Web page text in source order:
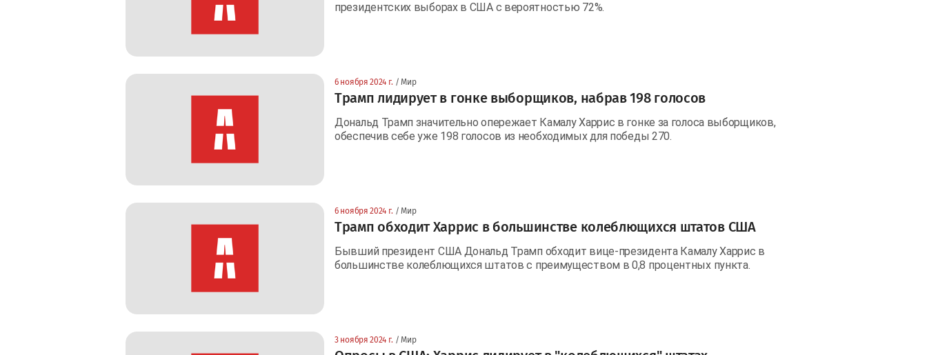
президентских выборах в США с вероятностью 72%.
6 ноября 2024 г. / Мир
Трамп лидирует в гонке выборщиков, набрав 198 голосов
Дональд Трамп значительно опережает Камалу Харрис в гонке за голоса выборщиков,
обеспечив себе уже 198 голосов из необходимых для победы 270.
6 ноября 2024 г. / Мир
Трамп обходит Харрис в большинстве колеблющихся штатов США
Бывший президент США Дональд Трамп обходит вице-президента Камалу Харрис в
большинстве колеблющихся штатов с преимуществом в 0,8 процентных пункта.
3 ноября 2024 г. / Мир